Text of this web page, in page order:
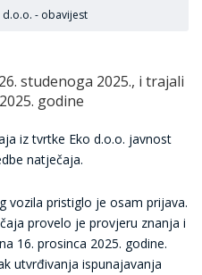
d.o.o. - obavijest
studenoga 2025., i trajali
godine
iz tvrtke Eko d.o.o. javnost
natječaja.
vozila pristiglo je osam prijava.
provelo je provjeru znanja i
16. prosinca 2025. godine.
utvrđivanja ispunajavanja